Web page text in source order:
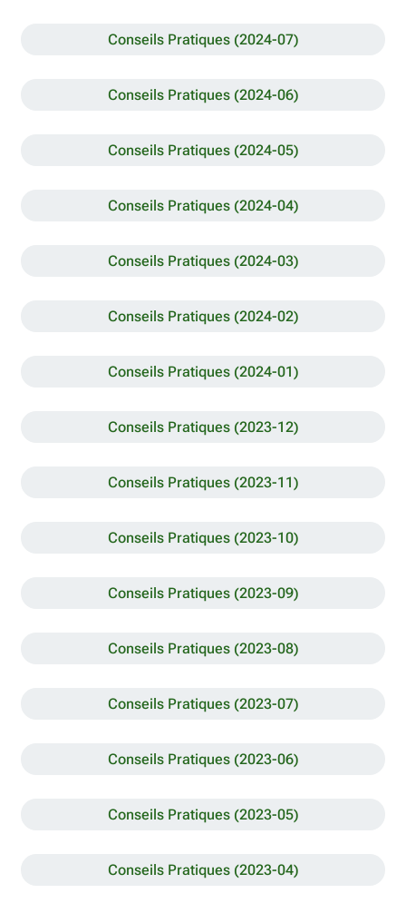
Conseils Pratiques (2024-07)
Conseils Pratiques (2024-06)
Conseils Pratiques (2024-05)
Conseils Pratiques (2024-04)
Conseils Pratiques (2024-03)
Conseils Pratiques (2024-02)
Conseils Pratiques (2024-01)
Conseils Pratiques (2023-12)
Conseils Pratiques (2023-11)
Conseils Pratiques (2023-10)
Conseils Pratiques (2023-09)
Conseils Pratiques (2023-08)
Conseils Pratiques (2023-07)
Conseils Pratiques (2023-06)
Conseils Pratiques (2023-05)
Conseils Pratiques (2023-04)